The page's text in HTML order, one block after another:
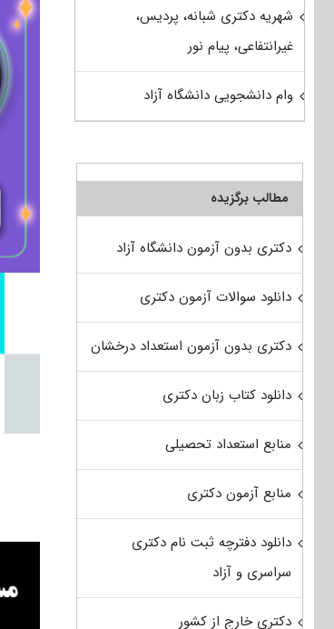
شهریه دکتری شبانه، پردیس،
غیرانتفاعی، پیام نور
وام دانشجویی دانشگاه آزاد
مطالب برگزیده
دکتری بدون آزمون دانشگاه آزاد
دانلود سوالات آزمون دکتری
دکتری بدون آزمون استعداد درخشان
دانلود کتاب زبان دکتری
منابع استعداد تحصیلی
منابع آزمون دکتری
دانلود دفترچه ثبت نام دکتری
سراسری و آزاد
دکتری خارج از کشور